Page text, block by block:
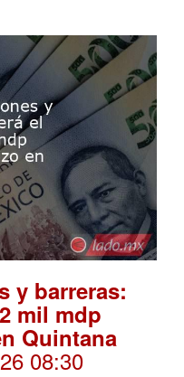
y barreras:
mil mdp
Quintana
08:30